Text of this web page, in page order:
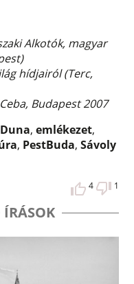
Alkotók, magyar
hídjairól (Terc,
Budapest 2007
Duna,emlékezet,
, PestBuda,Sávoly
4 1